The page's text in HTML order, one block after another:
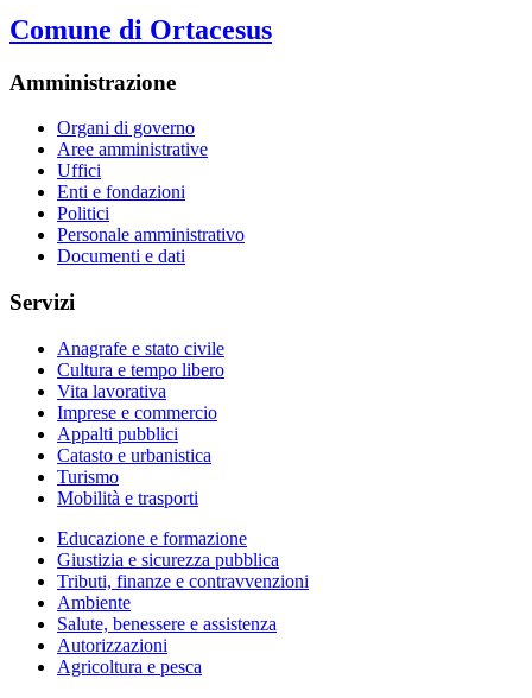
Comune di Ortacesus
Amministrazione
Organi di governo
Aree amministrative
Uffici
Enti e fondazioni
Politici
Personale amministrativo
Documenti e dati
Servizi
Anagrafe e stato civile
Cultura e tempo libero
Vita lavorativa
Imprese e commercio
Appalti pubblici
Catasto e urbanistica
Turismo
Mobilità e trasporti
Educazione e formazione
Giustizia e sicurezza pubblica
Tributi, finanze e contravvenzioni
Ambiente
Salute, benessere e assistenza
Autorizzazioni
Agricoltura e pesca